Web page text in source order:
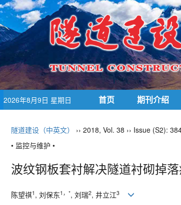
2026年8月9日 星期日 首页 期刊介绍
隧道建设（中英文） ›› 2018, Vol. 38 ›› Issue (S2):
• 监控与维护 •
波纹钢板套衬解决隧道衬砌掉
陈望祺1 , 刘保东1，*, 刘瑞2, 井立江3